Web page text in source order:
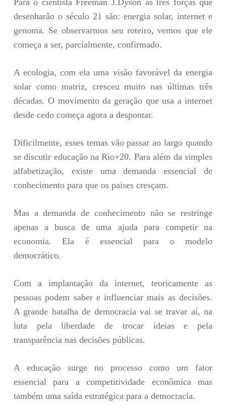
desenharão o século 21 são: energia solar, internet e
genoma. Se observarmos seu roteiro, vemos que ele
começa a ser, parcialmente, confirmado.
A ecologia, com ela uma visão favorável da energia
solar como matriz, cresceu muito nas últimas três
décadas. O movimento da geração que usa a internet
desde cedo começa agora a despontar.
Dificilmente, esses temas vão passar ao largo quando
se discutir educação na Rio+20. Para além da simples
alfabetização, existe uma demanda essencial de
conhecimento para que os paises cresçam.
Mas a demanda de conhecimento não se restringe
apenas a busca de uma ajuda para competir na
economia. Ela é essencial para o modelo
democrático.
Com a implantação da internet, teoricamente as
pessoas podem saber e influenciar mais as decisões.
A grande batalha de democracia vai se travar aí, na
luta pela liberdade de trocar ideias e pela
transparência nas decisões públicas.
A educação surge no processo como um fator
essencial para a competitividade econômica mas
também uma saída estratégica para a democracia.